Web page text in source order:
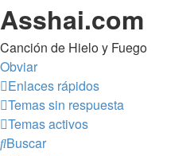
Asshai.com
Canción de Hielo y Fuego
Obviar
Enlaces rápidos
Temas sin respuesta
Temas activos
Buscar